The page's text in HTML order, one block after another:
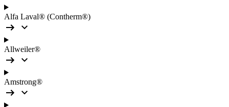
Alfa Laval® (Contherm®)
Allweiler®
Amstrong®